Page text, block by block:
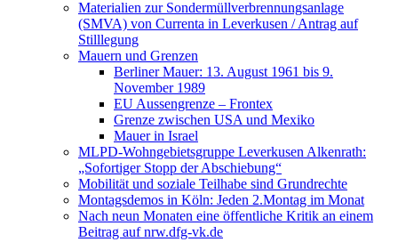
Materialien zur Sondermüllverbrennungsanlage
(SMVA) von Currenta in Leverkusen / Antrag auf
Stilllegung
Mauern und Grenzen
Berliner Mauer: 13. August 1961 bis 9.
November 1989
EU Aussengrenze – Frontex
Grenze zwischen USA und Mexiko
Mauer in Israel
MLPD-Wohngebietsgruppe Leverkusen Alkenrath:
„Sofortiger Stopp der Abschiebung“
Mobilität und soziale Teilhabe sind Grundrechte
Montagsdemos in Köln: Jeden 2.Montag im Monat
Nach neun Monaten eine öffentliche Kritik an einem
Beitrag auf nrw.dfg-vk.de